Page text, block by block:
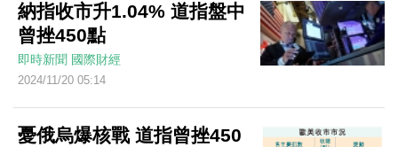
納指收市升1.04% 道指盤中
曾挫450點
即時新聞 國際財經
2024/11/20 05:14
憂俄烏爆核戰 道指曾挫450